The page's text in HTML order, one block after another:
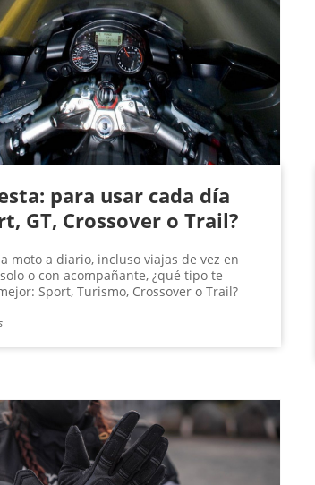
para usar cada día
GT, Crossover o Trail?
moto a diario, incluso viajas de vez en
o con acompañante, ¿qué tipo te
Sport, Turismo, Crossover o Trail?